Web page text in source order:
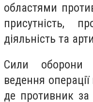
областями
присутність,
діяльність та
Сили оборони
ведення
де противник